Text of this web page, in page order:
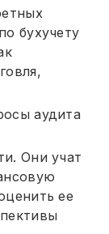
бухучету
аудита
Они учат
ее